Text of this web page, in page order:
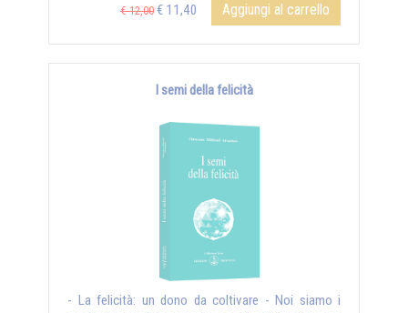
€ 12,00 € 11,40 Aggiungi al carrello
I semi della felicità
- La felicità: un dono da coltivare - Noi siamo i